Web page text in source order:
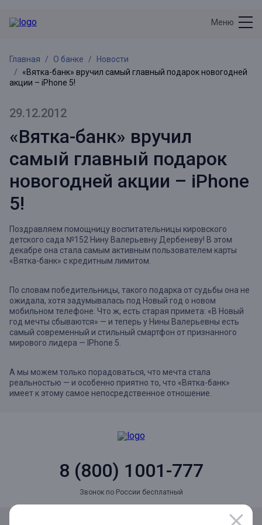
Меню
Главная О банке
Новости
«Вятка-банк» вручил самый главный подарок новогодней
акции – iPhone 5!
29.12.2012
«Вятка-банк» вручил
самый главный подарок
новогодней акции – iPhone
5!
Поздравляем помощницу воспитательницы кировского
детского сада №152 Нину Валерьевну Дербеневу! В этом
декабре она стала самым активным пользователем карты
«Вятка-банк» с кредитным лимитом.
По словам победительницы, такого подарка от судьбы она не
ожидала, хотя задумывалась под Новый год о новом
мобильном телефоне. Что ж, есть старая примета: «В Новый
год мечты сбываются» — и теперь у Нины Валерьевны есть
самый современный и стильный смартфон от признанного
мирового лидера — IPhone 5.
А мы можем только порадоваться, что мечта стала
реальностью — и особенно приятно то, что «Вятка-банк»
имеет к этому самое непосредственное отношение.
8 (800) 1001-777
Звонок по России бесплатный